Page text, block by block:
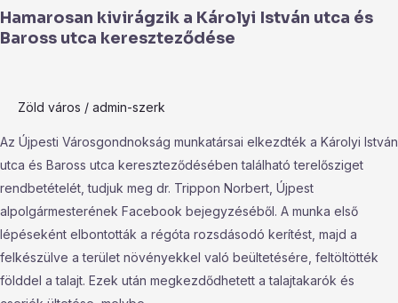
Hamarosan kivirágzik a Károlyi István utca és
Baross utca kereszteződése
Zöld város / admin-szerk
Az Újpesti Városgondnokság munkatársai elkezdték a Károlyi István
utca és Baross utca kereszteződésében található terelősziget
rendbetételét, tudjuk meg dr. Trippon Norbert, Újpest
alpolgármesterének Facebook bejegyzéséből. A munka első
lépéseként elbontották a régóta rozsdásodó kerítést, majd a
felkészülve a terület növényekkel való beültetésére, feltöltötték
földdel a talajt. Ezek után megkezdődhetett a talajtakarók és
a
Károlyi
Baross
utca
kereszteződése